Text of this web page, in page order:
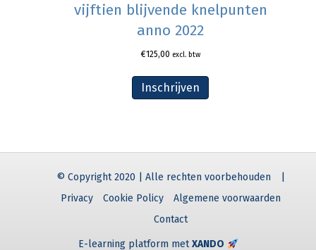
vijftien blijvende knelpunten
anno 2022
€125,00 excl. btw
Inschrijven
© Copyright 2020 | Alle rechten voorbehouden
Privacy
Cookie Policy
Algemene voorwaarden
Contact
E-learning platform metXANDO